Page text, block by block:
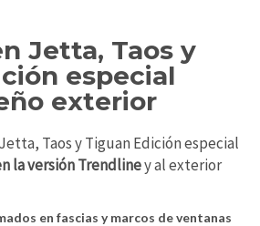
Jetta, Taos y
especial
exterior
Taos y Tiguan Edición especial
la versión Trendliney al exterior
en fascias y marcos de ventanas